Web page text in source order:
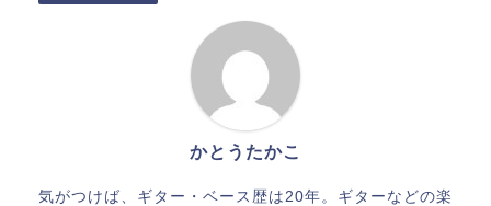
かとうたかこ
気がつけば、ギター・ベース歴は20年。ギターなどの楽